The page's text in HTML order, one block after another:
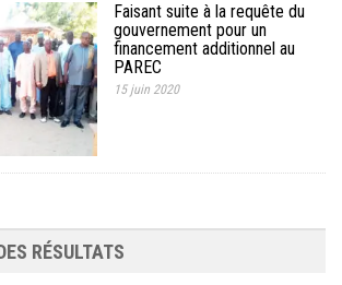
Faisant suite à la requête du
gouvernement pour un
financement additionnel au
PAREC
15 juin 2020
RÉSULTATS